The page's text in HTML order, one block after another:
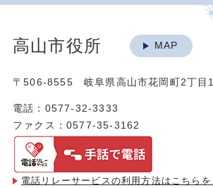
高山市役所 MAP
〒506-8555 岐阜県高山市花岡町2丁
電話：0577-32-3333
ファクス：0577-35-3162
電話リレーサービスの利用方法は こちら